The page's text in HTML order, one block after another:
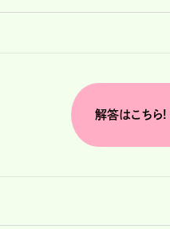
解答はこちら!